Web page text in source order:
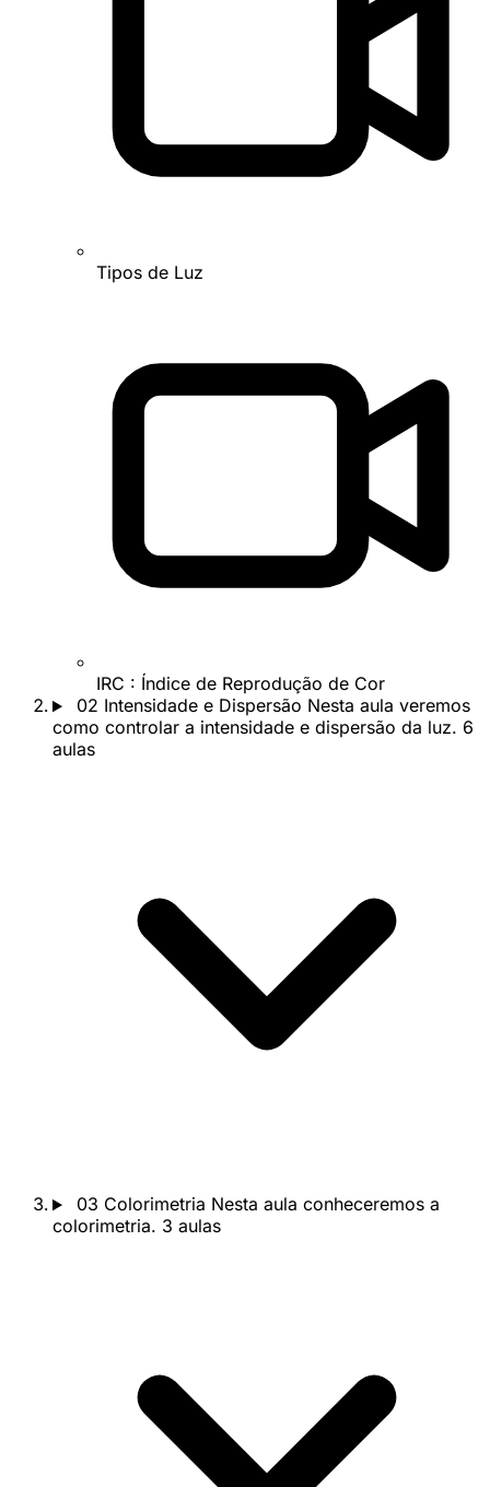
Tipos de Luz
IRC : Índice de Reprodução de Cor
02 Intensidade e Dispersão Nesta aula veremos
como controlar a intensidade e dispersão da luz. 6
aulas
03 Colorimetria Nesta aula conheceremos a
colorimetria. 3 aulas